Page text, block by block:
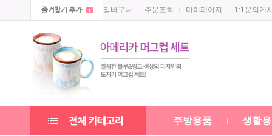
장바구니 주문조회 마이페이지 1:1문의게
주방용품 생활